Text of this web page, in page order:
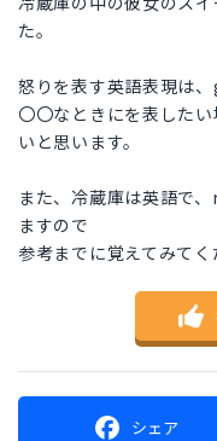
た。
怒りを表す英語表現は
〇〇なときにを表した
いと思います。
また、冷蔵庫は英語で
ますので
参考までに覚えてみてく
シェア